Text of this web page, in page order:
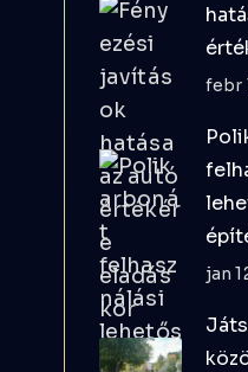
febr
jan